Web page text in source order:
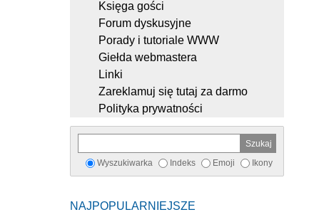
Księga gości
Forum dyskusyjne
Porady i tutoriale WWW
Giełda webmastera
Linki
Zareklamuj się tutaj za darmo
Polityka prywatności
Wyszukiwarka Indeks Emoji Ikony
NAJPOPULARNIEJSZE